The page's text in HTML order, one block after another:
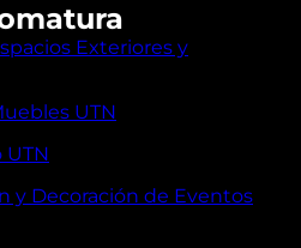
Exteriores y
UTN
UTN
y Decoración de Eventos